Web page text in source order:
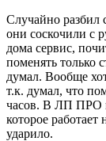
Случайно разбил
они соскочили с
дома сервис,
поменять только
думал. Вообще
т.к. думал, что
часов. В ЛП ПРО
которое
ударило.